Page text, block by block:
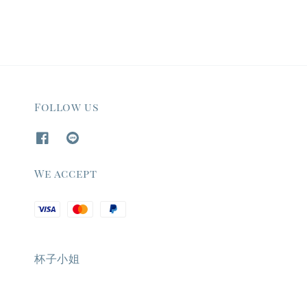
Follow us
We accept
杯子小姐